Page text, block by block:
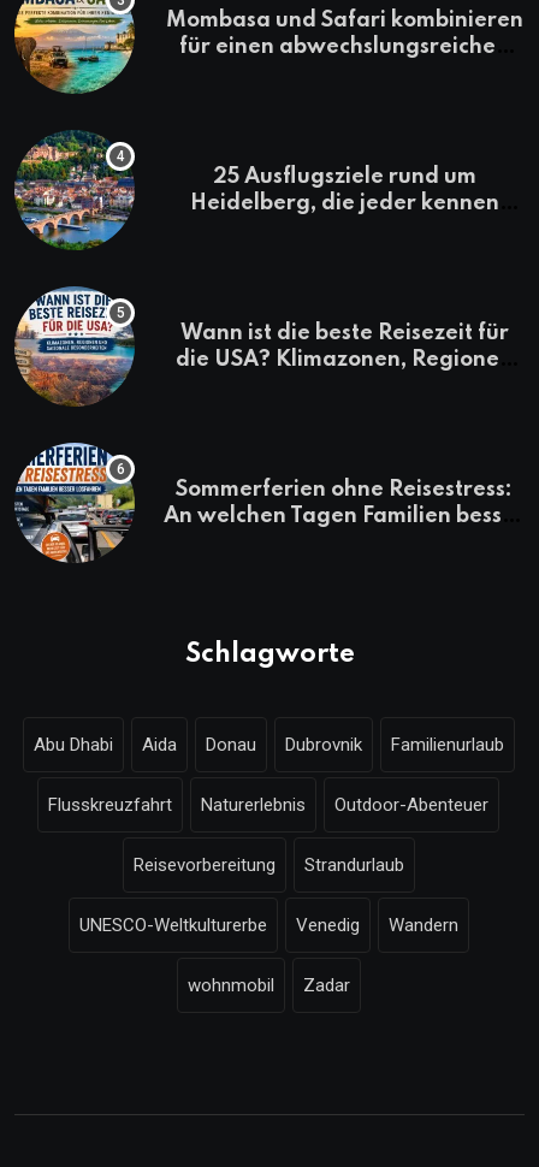
Mombasa und Safari kombinieren
für einen abwechslungsreichen
25 Ausflugsziele rund um
Heidelberg, die jeder kennen
Wann ist die beste Reisezeit für
die USA? Klimazonen, Regionen
Sommerferien ohne Reisestress:
An welchen Tagen Familien besser
Schlagworte
Abu Dhabi Aida Donau Dubrovnik Familienurlaub
Flusskreuzfahrt Naturerlebnis Outdoor-Abenteuer
Reisevorbereitung Strandurlaub
UNESCO-Weltkulturerbe Venedig Wandern
wohnmobil Zadar